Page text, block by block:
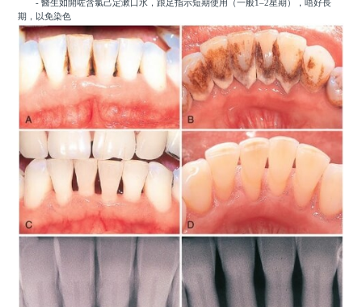
- 醫生如開咗含氯己定漱口水，跟足指示短期使用（一般1–2星期），唔好長
期，以免染色